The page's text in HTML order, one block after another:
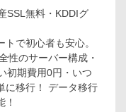
SSL無料・KDDIグ
で初心者も安心。
性のサーバー構成・
初期費用0円・いつ
に移行！ データ移行